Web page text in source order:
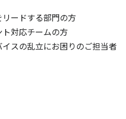
リードする部門の方
ト対応チームの方
スの乱立にお困りのご担当者